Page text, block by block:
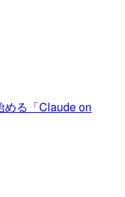
める「Claude on